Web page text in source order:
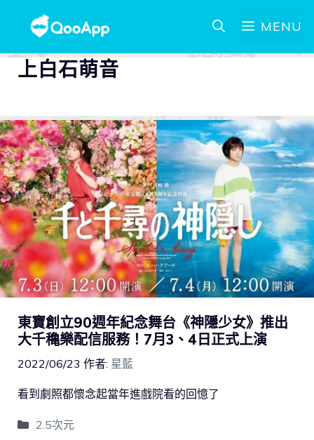
MENU
上白石萌音
東寶創立90週年紀念舞台《神隱少女》推出
大千穐樂配信服務！7月3、4日正式上演
2022/06/23 作者: 星藍
看到劇照都懷念起當年進戲院看的回憶了
2.5次元